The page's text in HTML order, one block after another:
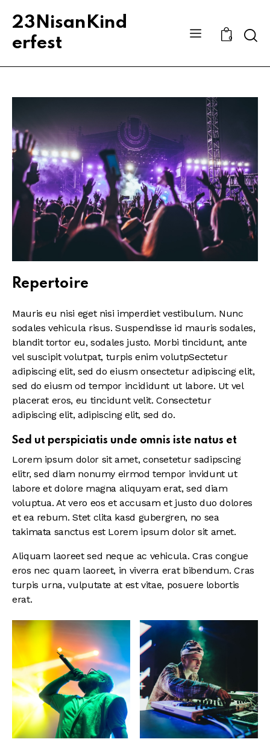
23NisanKind
erfest
0
Repertoire
Mauris eu nisi eget nisi imperdiet vestibulum. Nunc
sodales vehicula risus. Suspendisse id mauris sodales,
blandit tortor eu, sodales justo. Morbi tincidunt, ante
vel suscipit volutpat, turpis enim volutpSectetur
adipiscing elit, sed do eiusm onsectetur adipiscing elit,
sed do eiusm od tempor incididunt ut labore. Ut vel
placerat eros, eu tincidunt velit. Consectetur
adipiscing elit, adipiscing elit, sed do.
Sed ut perspiciatis unde omnis iste natus et
Lorem ipsum dolor sit amet, consetetur sadipscing
elitr, sed diam nonumy eirmod tempor invidunt ut
labore et dolore magna aliquyam erat, sed diam
voluptua. At vero eos et accusam et justo duo dolores
et ea rebum. Stet clita kasd gubergren, no sea
takimata sanctus est Lorem ipsum dolor sit amet.
Aliquam laoreet sed neque ac vehicula. Cras congue
eros nec quam laoreet, in viverra erat bibendum. Cras
turpis urna, vulputate at est vitae, posuere lobortis
erat.